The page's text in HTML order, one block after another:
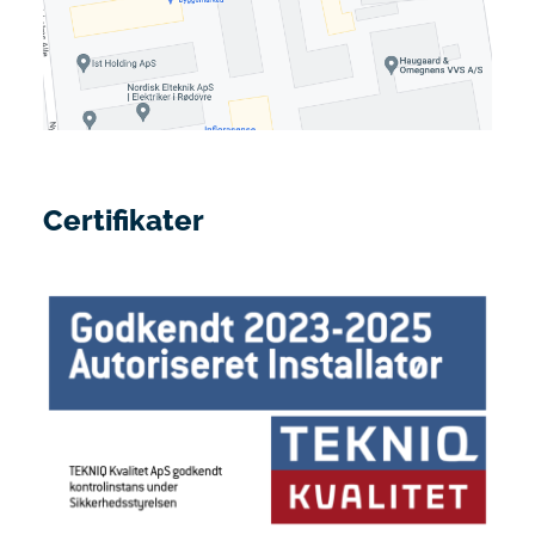
Certifikater